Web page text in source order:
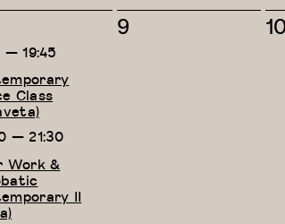
— 19:45
Class
— 21:30
Work &
II
0
9 0